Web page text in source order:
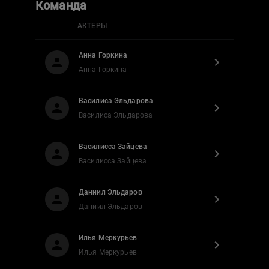
Команда
АКТЕРЫ
Анна Горкина
Анна Горкина
Василиса Эльдарова
Василиса Эльдарова
Василисса Зайцева
Василисса Зайцева
Даниил Эльдаров
Даниил Эльдаров
Илья Меркурьев
Илья Меркурьев